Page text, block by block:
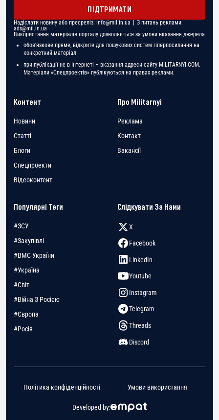
ПІДТРИМАТИ
Надіслати новину або пресреліз: info@mil.in.ua | З питань реклами:
ads@mil.in.ua
Використання матеріалів порталу дозволяється за умови вказання джерела
обов'язкове пряме, відкрите для пошукових систем гіперпосилання на
конкретний матеріал
при публікації не в Інтернеті – вказання адреси сайту MILITARNYI.COM.
Матеріали «Спецпроектів» публікуються на правах реклами.
Контент
Новини
Статті
Блоги
Спецпроекти
Відеоконтент
Про Militarnyi
Реклама
Контакт
Вакансії
Популярні Теги
#ЗСУ
#Закупівлі
#ВМС України
#Україна
#Світ
#Війна З Росією
#Європа
#Росія
Слідкувати За Нами
X
Facebook
LinkedIn
Youtube
Instagram
Telegram
Threads
Discord
Developed by:
Політика конфіденційності Умови використання